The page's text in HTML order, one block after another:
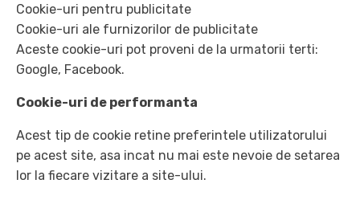
Cookie-uri pentru publicitate
Cookie-uri ale furnizorilor de publicitate
Aceste cookie-uri pot proveni de la urmatorii terti:
Google, Facebook.
Cookie-uri de performanta
Acest tip de cookie retine preferintele utilizatorului
pe acest site, asa incat nu mai este nevoie de setarea
lor la fiecare vizitare a site-ului.